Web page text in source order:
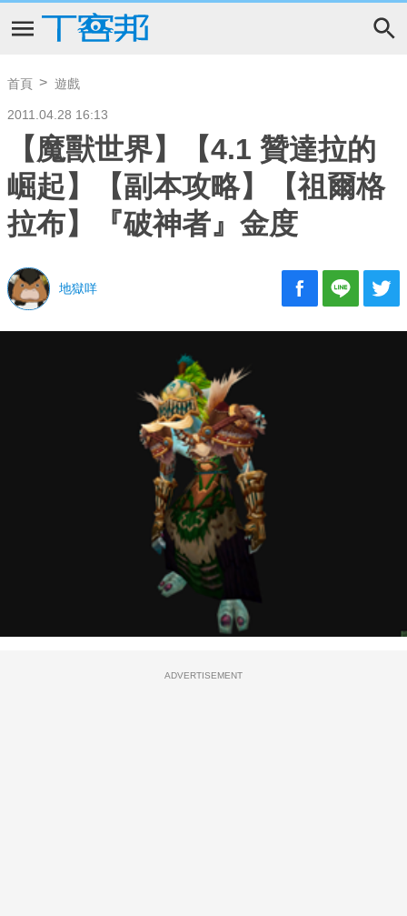
首頁 遊戲
2011.04.28 16:13
【魔獸世界】【4.1 贊達拉的
崛起】【副本攻略】【祖爾格
拉布】『破神者』金度
地獄咩
ADVERTISEMENT